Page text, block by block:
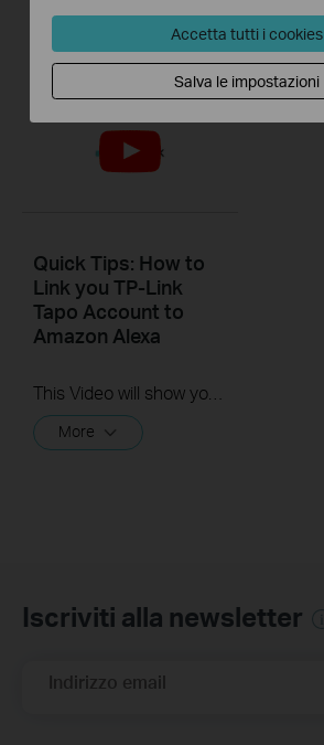
Quick Tips: How to
Link you TP-Link
Tapo Account to
Amazon Alexa
This Video will show you how to integrate your Tapo account to Amazon Alexa
More
Iscriviti alla newsletter
Indirizzo email
Accetta tutti i cookies
Salva le impostazioni